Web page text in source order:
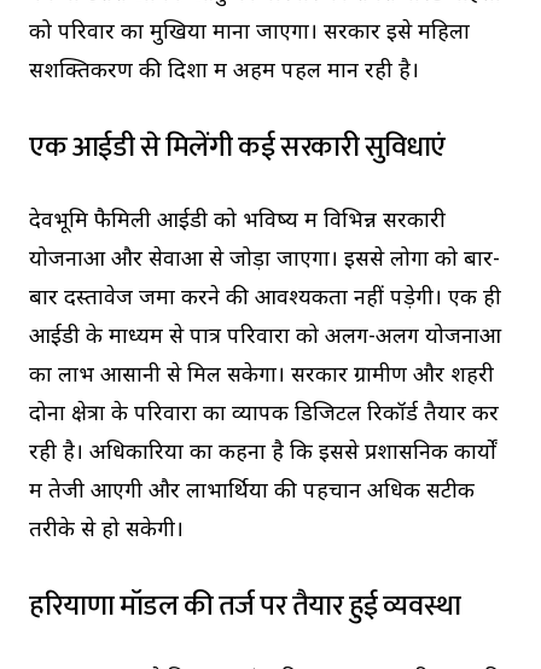
को परिवार का मुखिया माना जाएगा। सरकार इसे महिला
सशक्तिकरण की दिशा में अहम पहल मान रही है।
एक आईडी से मिलेंगी कई सरकारी सुविधाएं
देवभूमि फैमिली आईडी को भविष्य में विभिन्न सरकारी
योजनाओं और सेवाओं से जोड़ा जाएगा। इससे लोगों को बार-
बार दस्तावेज जमा करने की आवश्यकता नहीं पड़ेगी। एक ही
आईडी के माध्यम से पात्र परिवारों को अलग-अलग योजनाओं
का लाभ आसानी से मिल सकेगा। सरकार ग्रामीण और शहरी
दोनों क्षेत्रों के परिवारों का व्यापक डिजिटल रिकॉर्ड तैयार कर
रही है। अधिकारियों का कहना है कि इससे प्रशासनिक कार्यों
में तेजी आएगी और लाभार्थियों की पहचान अधिक सटीक
तरीके से हो सकेगी।
हरियाणा मॉडल की तर्ज पर तैयार हुई व्यवस्था